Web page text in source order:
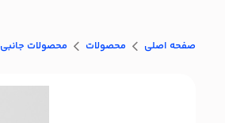
صفحه اصلی محصولات محصولات جانبی